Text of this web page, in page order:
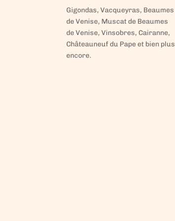
Gigondas, Vacqueyras, Beaumes
de Venise, Muscat de Beaumes
de Venise, Vinsobres, Cairanne,
Châteauneuf du Pape et bien plus
encore.